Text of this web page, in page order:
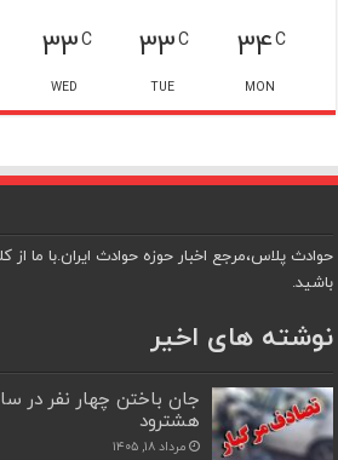
34C
MON
33C
TUE
33C
WED
حوادث پلاس،مرجع اخبار حوزه حوادث ایران.با ما از
باشید.
نوشته های اخیر
جان باختن چهار نفر در
هشترود
مرداد ۱۸, ۱۴۰۵